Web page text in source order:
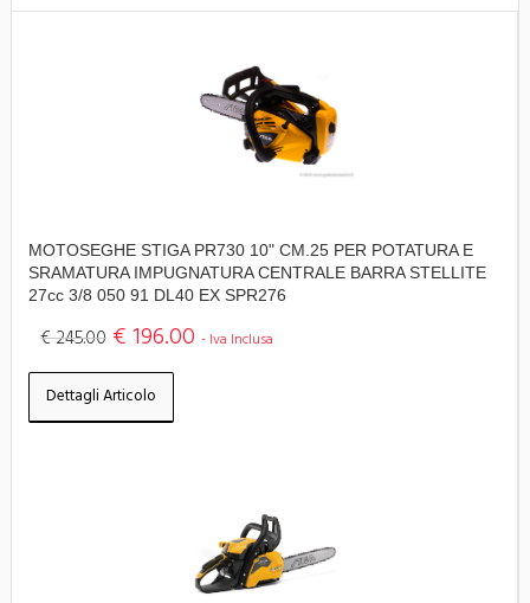
MOTOSEGHE STIGA PR730 10" CM.25 PER POTATURA E
SRAMATURA IMPUGNATURA CENTRALE BARRA STELLITE
27cc 3/8 050 91 DL40 EX SPR276
€ 245.00 € 196.00 - Iva Inclusa
Dettagli Articolo